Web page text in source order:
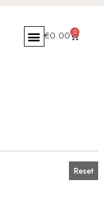
€0.00 0
Reset